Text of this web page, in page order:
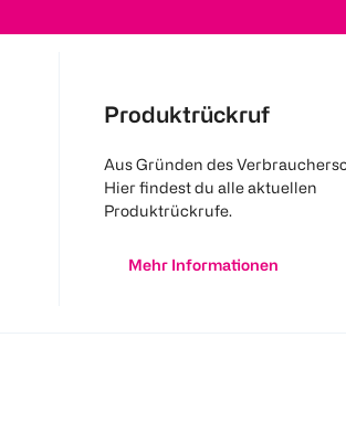
Produktrückruf
Aus Gründen des
Hier findest du alle aktuellen
Produktrückrufe.
Mehr Informationen